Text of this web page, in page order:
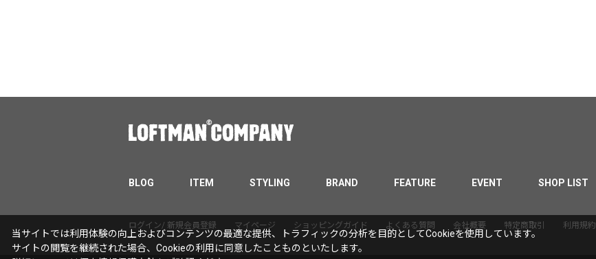
BLOG ITEM STYLING BRAND FEATURE EVENT SHOP LIST
ログイン/ 新規会員登録 マイページ ショッピングガイド よくある質問 会社概要 特定商取引 利用規約
当サイトでは利用体験の向上およびコンテンツの最適な提供、トラフィックの分析を目的としてCookieを使用しています。
サイトの閲覧を継続された場合、Cookieの利用に同意したことものといたします。